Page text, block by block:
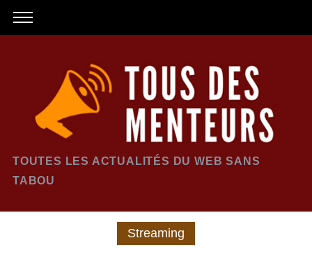
TOUTES LES ACTUALITÉS DU WEB SANS
TABOU
Streaming